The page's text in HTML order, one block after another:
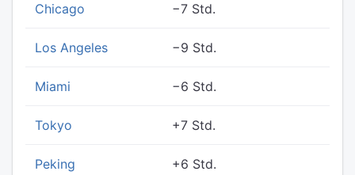
Chicago −7 Std.
Los Angeles −9 Std.
Miami −6 Std.
Tokyo +7 Std.
Peking +6 Std.